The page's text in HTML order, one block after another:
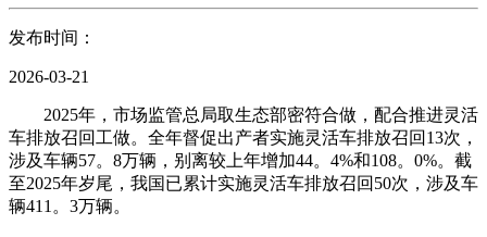
发布时间：
2026-03-21
2025年，市场监管总局取生态部密符合做，配合推进灵活
车排放召回工做。全年督促出产者实施灵活车排放召回13次，
涉及车辆57。8万辆，别离较上年增加44。4%和108。0%。截
至2025年岁尾，我国已累计实施灵活车排放召回50次，涉及车
辆411。3万辆。